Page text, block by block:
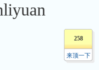
258
来顶一下